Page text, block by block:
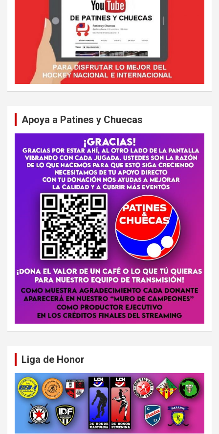
Apoya a Patines y Chuecas
Liga de Honor